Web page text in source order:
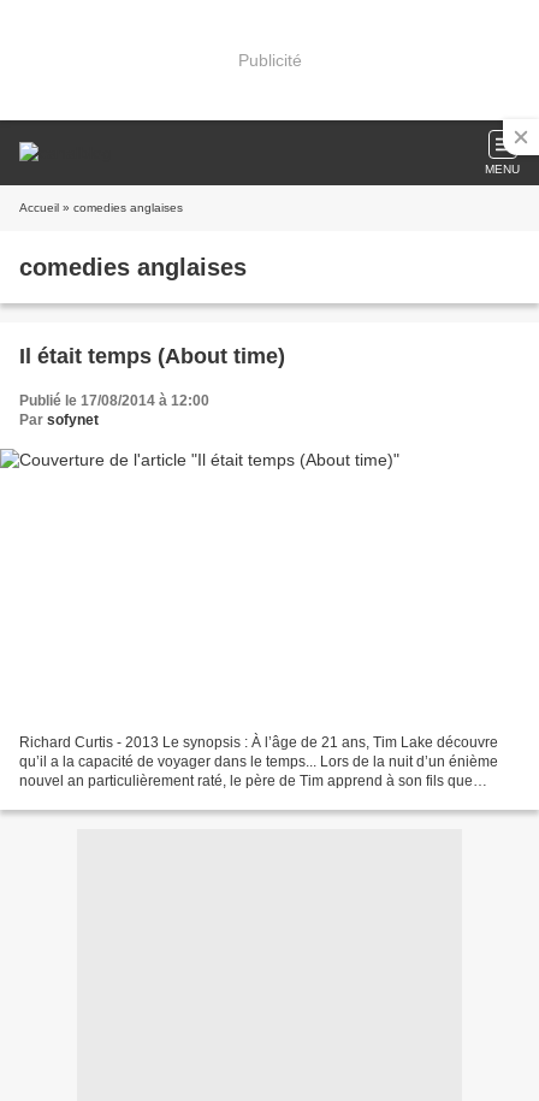
Publicité
MENU
Accueil » comedies anglaises
comedies anglaises
Il était temps (About time)
Publié le 17/08/2014 à 12:00
Par sofynet
Richard Curtis - 2013 Le synopsis : À l’âge de 21 ans, Tim Lake découvre
qu’il a la capacité de voyager dans le temps... Lors de la nuit d’un énième
nouvel an particulièrement raté, le père de Tim apprend à son fils que